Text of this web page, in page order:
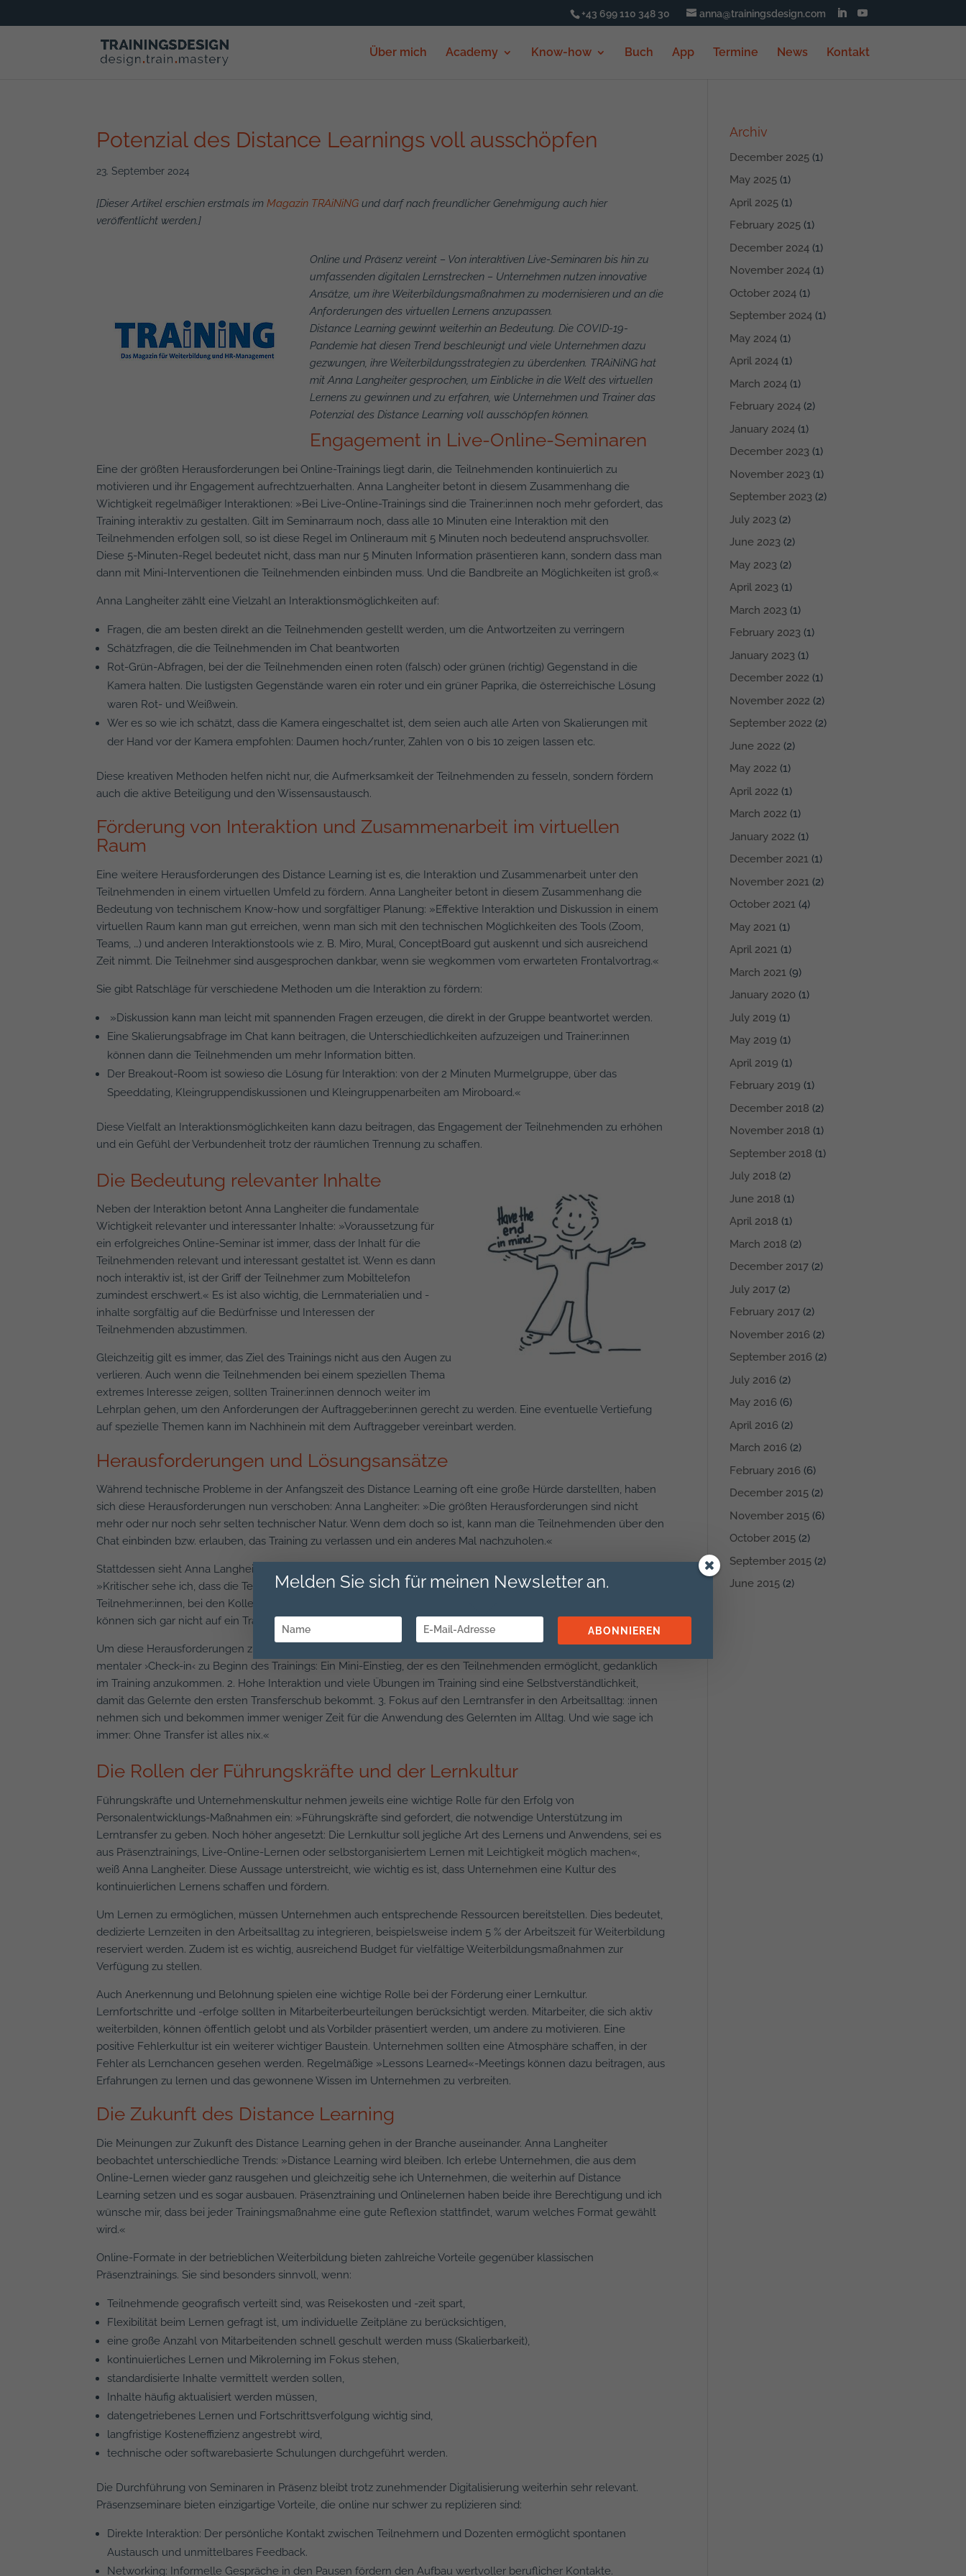
+43 699 110 348 30 anna@trainingsdesign.com
Über mich Academy Know-how Buch App Termine News Kontakt
Potenzial des Distance Learnings voll ausschöpfen
23. September 2024
[Dieser Artikel erschien erstmals imMagazin TRAiNiNG und darf nach freundlicher Genehmigung auch hier
veröffentlicht werden.]
Online und Präsenz vereint – Von interaktiven Live-Seminaren bis hin zu
umfassenden digitalenLernstrecken – Unternehmen nutzen innovative
Ansätze, um ihre Weiterbildungsmaßnahmen zu modernisieren und an die
Anforderungendes virtuellen Lernens anzupassen.
Distance Learning gewinnt weiterhin anBedeutung. Die COVID-19-
Pandemie hat diesen Trend beschleunigt und viele Unternehmendazu
gezwungen, ihre Weiterbildungsstrategienzu überdenken. TRAiNiNG hat
mit AnnaLangheiter gesprochen,um Einblicke in die Welt des virtuellen
Lernens zu gewinnen und zu erfahren, wie Unternehmen und Trainer das
Potenzial desDistance Learning voll ausschöpfen können.
Engagement in Live-Online-Seminaren
Eine der größten Herausforderungen bei Online-Trainings liegt darin, die Teilnehmenden kontinuierlich zu
motivieren und ihr Engagement aufrechtzuerhalten. Anna Langheiter betont in diesem Zusammenhang die
Wichtigkeit regelmäßiger Interaktionen: »Bei Live-Online-Trainings sind die Trainer:innen noch mehr gefordert, das
Training interaktiv zu gestalten. Gilt im Seminarraum noch, dass alle 10 Minuten eine Interaktion mit den
Teilnehmenden erfolgen soll, so ist diese Regel im Onlineraum mit 5 Minuten noch bedeutend anspruchsvoller.
Diese 5-Minuten-Regel bedeutet nicht, dass man nur 5 Minuten Information präsentieren kann, sondern dass man
dann mit Mini-Interventionen die Teilnehmenden einbinden muss. Und die Bandbreite an Möglichkeiten ist groß.«
Anna Langheiter zählt eine Vielzahl an Interaktionsmöglichkeiten auf:
Fragen, die am besten direkt an die Teilnehmenden gestellt werden, um die Antwortzeiten zu verringern
Schätzfragen, die die Teilnehmenden im Chat beantworten
Rot-Grün-Abfragen, bei der die Teilnehmenden einen roten (falsch) oder grünen (richtig) Gegenstand in die
Kamera halten. Die lustigsten Gegenstände waren ein roter und ein grüner Paprika, die österreichische Lösung
waren Rot- und Weißwein.
Wer es so wie ich schätzt, dass die Kamera eingeschaltet ist, dem seien auch alle Arten von Skalierungen mit
der Hand vor der Kamera empfohlen: Daumen hoch/runter, Zahlen von 0 bis 10 zeigen lassen etc.
Diese kreativen Methoden helfen nicht nur, die Aufmerksamkeit der Teilnehmenden zu fesseln, sondern fördern
auch die aktive Beteiligung und den Wissensaustausch.
Förderung von Interaktion und Zusammenarbeit im virtuellen
Raum
Eine weitere Herausforderungen des Distance Learning ist es, die Interaktion und Zusammenarbeit unter den
Teilnehmenden in einem virtuellen Umfeld zu fördern. Anna Langheiter betont in diesem Zusammenhang die
Bedeutung von technischem Know-how und sorgfältiger Planung: »Effektive Interaktion und Diskussion in einem
virtuellen Raum kann man gut erreichen, wenn man sich mit den technischen Möglichkeiten des Tools (Zoom,
Teams, …) und anderen Interaktionstools wie z. B. Miro, Mural, ConceptBoard gut auskennt und sich ausreichend
Zeit nimmt. Die Teilnehmer sind ausgesprochen dankbar, wenn sie wegkommen vom erwarteten Frontalvortrag.«
Sie gibt Ratschläge für verschiedene Methoden um die Interaktion zu fördern:
»Diskussion kann man leicht mit spannenden Fragen erzeugen, die direkt in der Gruppe beantwortet werden.
Eine Skalierungsabfrage im Chat kann beitragen, die Unterschiedlichkeiten aufzuzeigen und Trainer:innen
können dann die Teilnehmenden um mehr Information bitten.
Der Breakout-Room ist sowieso die Lösung für Interaktion: von der 2 Minuten Murmelgruppe, über das
Speeddating, Kleingruppendiskussionen und Kleingruppenarbeiten am Miroboard.«
Diese Vielfalt an Interaktionsmöglichkeiten kann dazu beitragen, das Engagement der Teilnehmenden zu erhöhen
und ein Gefühl der Verbundenheit trotz der räumlichen Trennung zu schaffen.
Die Bedeutung relevanter Inhalte
Neben der Interaktion betont Anna Langheiter die fundamentale
Wichtigkeit relevanter und interessanter Inhalte: »Voraussetzung für
ein erfolgreiches Online-Seminar ist immer, dass der Inhalt für die
Teilnehmenden relevant und interessant gestaltet ist. Wenn es dann
noch interaktiv ist, ist der Griff der Teilnehmer zum Mobiltelefon
zumindest erschwert.« Es ist also wichtig, die Lernmaterialien und -
inhalte sorgfältig auf die Bedürfnisse und Interessen der
Teilnehmenden abzustimmen.
Gleichzeitig gilt es immer, das Ziel des Trainings nicht aus den Augen zu
verlieren. Auch wenn die Teilnehmenden bei einem speziellen Thema
extremes Interesse zeigen, sollten Trainer:innen dennoch weiter im
Lehrplan gehen, um den Anforderungen der Auftraggeber:innen gerecht zu werden. Eine eventuelle Vertiefung
auf spezielle Themen kann im Nachhinein mit dem Auftraggeber vereinbart werden.
Herausforderungen und Lösungsansätze
Während technische Probleme in der Anfangszeit des Distance Learning oft eine große Hürde darstellten, haben
sich diese Herausforderungen nun verschoben: Anna Langheiter: »Die größten Herausforderungen sind nicht
mehr oder nur noch sehr selten technischer Natur. Wenn dem doch so ist, kann man die Teilnehmenden über den
Chat einbinden bzw. erlauben, das Training zu verlassen und ein anderes Mal nachzuholen.«
Stattdessen sieht Anna Langheiter die Hauptherausforderung in den Lernbedingungen der Teilnehmenden:
»Kritischer sehe ich, dass die Teilnehmenden nicht über gute Lernbedingungen wie Ort und/oder Zeit verfügen.
Teilnehmer:innen, bei den Kolleginnen und Kollegen, die Führungskräte oder gar die Kundschaft vorbeikommen,
können sich gar nicht auf ein Training konzentrieren.«
Um diese Herausforderungen zu bewältigen, schlägt Anna Langheiter mehrere Lösungsansätze vor: »1. Ein
mentaler ›Check-in‹ zu Beginn des Trainings: Ein Mini-Einstieg, der es den Teilnehmenden ermöglicht, gedanklich
im Training anzukommen. 2. Hohe Interaktion und viele Übungen im Training sind eine Selbstverständlichkeit,
damit das Gelernte den ersten Transferschub bekommt. 3. Fokus auf den Lerntransfer in den Arbeitsalltag: :innen
nehmen sich und bekommen immer weniger Zeit für die Anwendung des Gelernten im Alltag. Und wie sage ich
immer: Ohne Transfer ist alles nix.«
Die Rollen der Führungskräfte und der Lernkultur
Führungskräfte und Unternehmenskultur nehmen jeweils eine wichtige Rolle für den Erfolg von
Personalentwicklungs-Maßnahmen ein: »Führungskräfte sind gefordert, die notwendige Unterstützung im
Lerntransfer zu geben. Noch höher angesetzt: Die Lernkultur soll jegliche Art des Lernens und Anwendens, sei es
aus Präsenztrainings, Live-Online-Lernen oder selbstorganisiertem Lernen mit Leichtigkeit möglich machen«,
weiß Anna Langheiter. Diese Aussage unterstreicht, wie wichtig es ist, dass Unternehmen eine Kultur des
kontinuierlichen Lernens schaffen und fördern.
Um Lernen zu ermöglichen, müssen Unternehmen auch entsprechende Ressourcen bereitstellen. Dies bedeutet,
dedizierte Lernzeiten in den Arbeitsalltag zu integrieren, beispielsweise indem 5 % der Arbeitszeit für Weiterbildung
reserviert werden. Zudem ist es wichtig, ausreichend Budget für vielfältige Weiterbildungsmaßnahmen zur
Verfügung zu stellen.
Auch Anerkennung und Belohnung spielen eine wichtige Rolle bei der Förderung einer Lernkultur.
Lernfortschritte und -erfolge sollten in Mitarbeiterbeurteilungen berücksichtigt werden. Mitarbeiter, die sich aktiv
weiterbilden, können öffentlich gelobt und als Vorbilder präsentiert werden, um andere zu motivieren. Eine
positive Fehlerkultur ist ein weiterer wichtiger Baustein. Unternehmen sollten eine Atmosphäre schaffen, in der
Fehler als Lernchancen gesehen werden. Regelmäßige »Lessons Learned«-Meetings können dazu beitragen, aus
Erfahrungen zu lernen und das gewonnene Wissen im Unternehmen zu verbreiten.
Die Zukunft des Distance Learning
Die Meinungen zur Zukunft des Distance Learning gehen in der Branche auseinander. Anna Langheiter
beobachtet unterschiedliche Trends: »Distance Learning wird bleiben. Ich erlebe Unternehmen, die aus dem
Online-Lernen wieder ganz rausgehen und gleichzeitig sehe ich Unternehmen, die weiterhin auf Distance
Learning setzen und es sogar ausbauen. Präsenztraining und Onlinelernen haben beide ihre Berechtigung und ich
wünsche mir, dass bei jeder Trainingsmaßnahme eine gute Reflexion stattfindet, warum welches Format gewählt
wird.«
Online-Formate in der betrieblichen Weiterbildung bieten zahlreiche Vorteile gegenüber klassischen
Präsenztrainings. Sie sind besonders sinnvoll, wenn:
Teilnehmende geografisch verteilt sind, was Reisekosten und -zeit spart,
Flexibilität beim Lernen gefragt ist, um individuelle Zeitpläne zu berücksichtigen,
eine große Anzahl von Mitarbeitenden schnell geschult werden muss (Skalierbarkeit),
kontinuierliches Lernen und Mikrolerning im Fokus stehen,
standardisierte Inhalte vermittelt werden sollen,
Inhalte häufig aktualisiert werden müssen,
datengetriebenes Lernen und Fortschrittsverfolgung wichtig sind,
langfristige Kosteneffizienz angestrebt wird,
technische oder softwarebasierte Schulungen durchgeführt werden.
Die Durchführung von Seminaren in Präsenz bleibt trotz zunehmender Digitalisierung weiterhin sehr relevant.
Präsenzseminare bieten einzigartige Vorteile, die online nur schwer zu replizieren sind:
Direkte Interaktion: Der persönliche Kontakt zwischen Teilnehmern und Dozenten ermöglicht spontanen
Austausch und unmittelbares Feedback.
Networking: Informelle Gespräche in den Pausen fördern den Aufbau wertvoller beruflicher Kontakte.
Archiv
December 2025 (1)
May 2025 (1)
April 2025 (1)
February 2025 (1)
December 2024 (1)
November 2024 (1)
October 2024 (1)
September 2024 (1)
May 2024 (1)
April 2024 (1)
March 2024 (1)
February 2024 (2)
January 2024 (1)
December 2023 (1)
November 2023 (1)
September 2023 (2)
July 2023 (2)
June 2023 (2)
May 2023 (2)
April 2023 (1)
March 2023 (1)
February 2023 (1)
January 2023 (1)
December 2022 (1)
November 2022 (2)
September 2022 (2)
June 2022 (2)
May 2022 (1)
April 2022 (1)
March 2022 (1)
January 2022 (1)
December 2021 (1)
November 2021 (2)
October 2021 (4)
May 2021 (1)
April 2021 (1)
March 2021 (9)
January 2020 (1)
July 2019 (1)
May 2019 (1)
April 2019 (1)
February 2019 (1)
December 2018 (2)
November 2018 (1)
September 2018 (1)
July 2018 (2)
June 2018 (1)
April 2018 (1)
March 2018 (2)
December 2017 (2)
July 2017 (2)
February 2017 (2)
November 2016 (2)
September 2016 (2)
July 2016 (2)
May 2016 (6)
April 2016 (2)
March 2016 (2)
February 2016 (6)
December 2015 (2)
November 2015 (6)
October 2015 (2)
September 2015 (2)
June 2015 (2)
Melden Sie sich für meinen Newsletter an.
ABONNIEREN